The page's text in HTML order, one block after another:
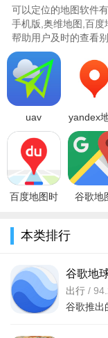
可以定位的地图软件
手机版,奥维地图,百
帮助用户及时的查看
和别人所在的位置，查
uav
forecast中
文地图2022
最新版
v2.5.2安卓
yandex
apk中
费最新
v25.9.2
百度地图时
v15.11.5最
谷歌地
2026最新
本类排行
谷歌地
出行 /